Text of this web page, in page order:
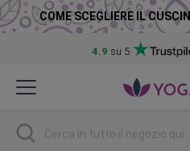
COME SCEGLIERE IL
4.9 su 5
al
Ricerca